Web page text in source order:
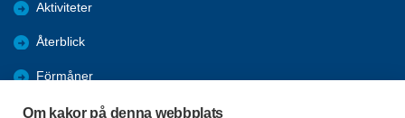
Om kakor på denna webbplats
Aktiviteter
Återblick
Förmåner
Bli medlem